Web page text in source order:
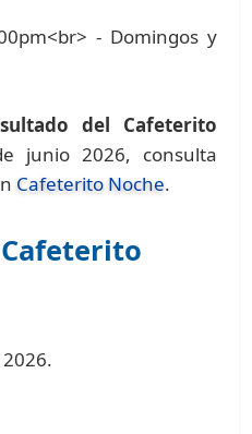
- Domingos y
del Cafeterito
junio 2026, consulta
Cafeterito Noche.